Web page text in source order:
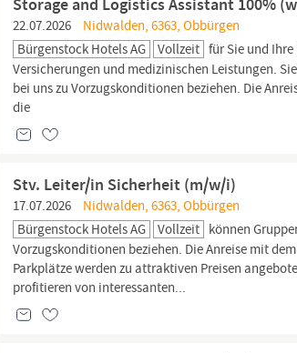
Storage and Logistics Assistant 100%
22.07.2026
Nidwalden, 6363, Obbürgen
Bürgenstock Hotels AG
Vollzeit für Sie und
Versicherungen und medizinischen Leistungen.
bei uns zu Vorzugskonditionen beziehen. Die
die
Stv. Leiter/in Sicherheit (m/w/i)
17.07.2026
Nidwalden, 6363, Obbürgen
Bürgenstock Hotels AG
Vollzeit können
Vorzugskonditionen beziehen. Die Anreise mit
Parkplätze werden zu attraktiven Preisen
profitieren von interessanten...